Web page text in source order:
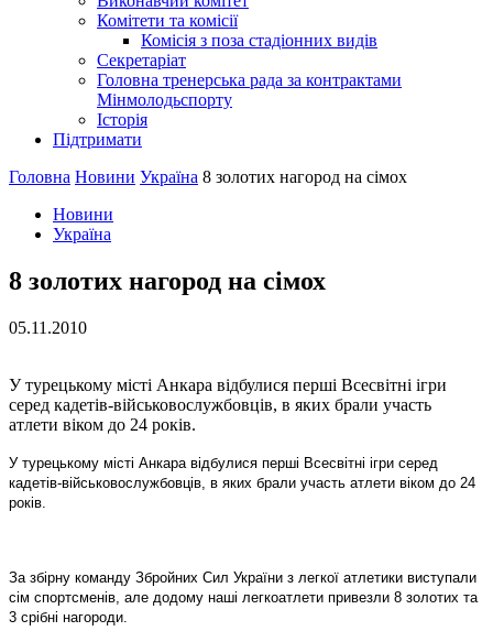
Комітети та комісії
Комісія з поза стадіонних видів
Секретаріат
Головна тренерська рада за контрактами
Мінмолодьспорту
Історія
Підтримати
Головна Новини Україна 8 золотих нагород на сімох
Новини
Україна
8 золотих нагород на сімох
05.11.2010
У турецькому місті Анкара відбулися перші Всесвітні ігри
серед кадетів-військовослужбовців, в яких брали участь
атлети віком до 24 років.
У турецькому місті Анкара відбулися перші Всесвітні ігри серед
кадетів-військовослужбовців, в яких брали участь атлети віком до 24
років.
За збірну команду Збройних Сил України з легкої атлетики виступали
сім спортсменів, але додому наші легкоатлети привезли 8 золотих та
3 срібні нагороди.